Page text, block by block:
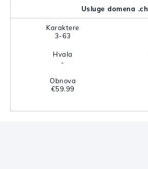
Usluge domena .ch
Karaktere
3-63
Hvala
-
Obnova
€59.99